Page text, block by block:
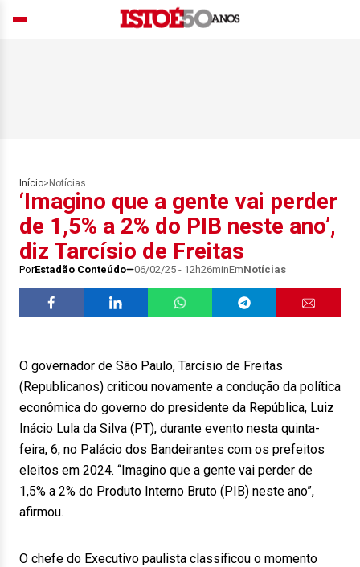
Início> Notícias
‘Imagino que a gente vai perder
de 1,5% a 2% do PIB neste ano’,
diz Tarcísio de Freitas
PorEstadão Conteúdo 06/02/25 - 12h26minEmNotícias
O governador de São Paulo, Tarcísio de Freitas
(Republicanos) criticou novamente a condução da política
econômica do governo do presidente da República, Luiz
Inácio Lula da Silva (PT), durante evento nesta quinta-
feira, 6, no Palácio dos Bandeirantes com os prefeitos
eleitos em 2024. “Imagino que a gente vai perder de
1,5% a 2% do Produto Interno Bruto (PIB) neste ano”,
afirmou.
O chefe do Executivo paulista classificou o momento